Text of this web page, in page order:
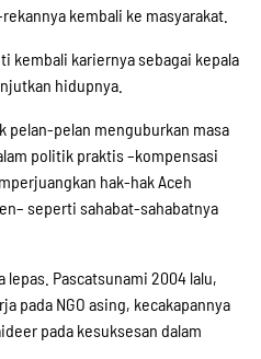
kembali ke masyarakat.
kembali kariernya sebagai kepala
hidupnya.
pelan-pelan menguburkan masa
politik praktis –kompensasi
hak-hak Aceh
seperti sahabat-sahabatnya
Pascatsunami 2004 lalu,
pada NGO asing, kecakapannya
pada kesuksesan dalam